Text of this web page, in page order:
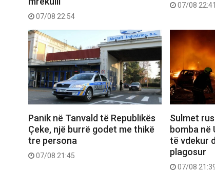
07/08 22:54
07/08 22:41
Panik në Tanvald të Republikës
Çeke, një burrë godet me thikë
tre persona
07/08 21:45
Sulmet
bomba në
të vdekur
plagosur
07/08